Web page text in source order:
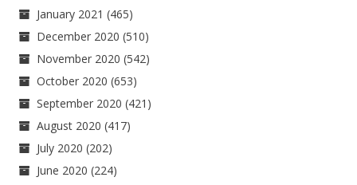
January 2021 (465)
December 2020 (510)
November 2020 (542)
October 2020 (653)
September 2020 (421)
August 2020 (417)
July 2020 (202)
June 2020 (224)